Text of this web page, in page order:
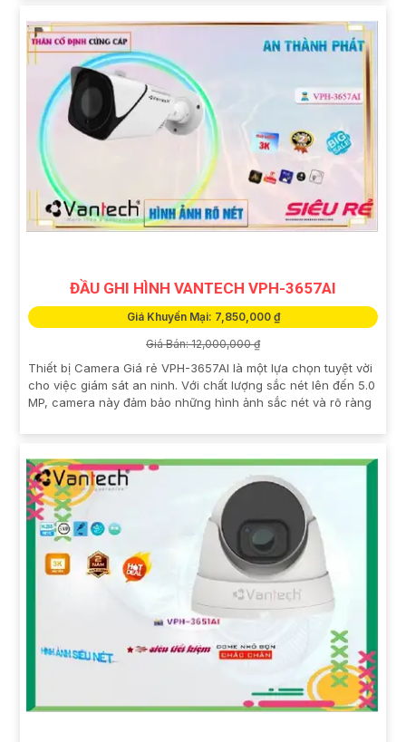
ĐẦU GHI HÌNH VANTECH VPH-3657AI
Giá Khuyến Mại: 7,850,000 ₫
Giá Bán: 12,000,000 ₫
Thiết bị Camera Giá rẻ VPH-3657AI là một lựa chọn tuyệt vời
cho việc giám sát an ninh. Với chất lượng sắc nét lên đến 5.0
MP, camera này đảm bảo những hình ảnh sắc nét và rõ ràng